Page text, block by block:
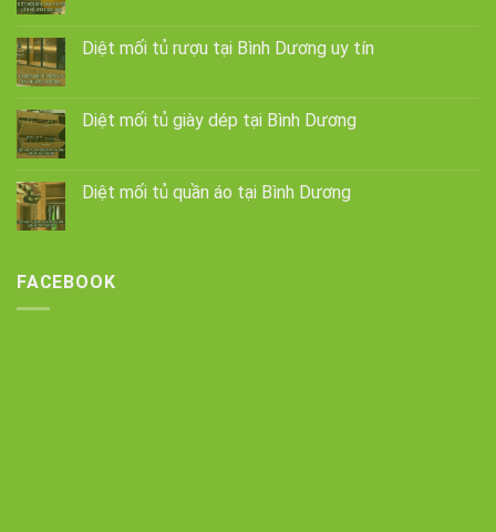
Diệt mối tủ rượu tại Bình Dương uy tín
Diệt mối tủ giày dép tại Bình Dương
Diệt mối tủ quần áo tại Bình Dương
FACEBOOK